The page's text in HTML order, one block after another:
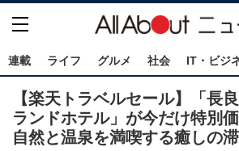
連載 ライフ グルメ 社会 IT・ビジ
【楽天トラベルセール】「長
ランドホテル」が今だけ特別
自然と温泉を満喫する癒しの滞